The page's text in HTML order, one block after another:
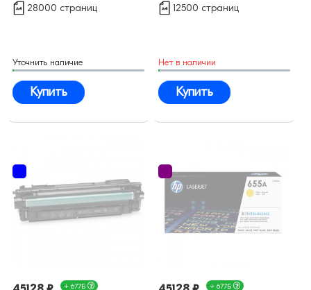
28000 страниц
Уточнить наличие
Купить
12500 страниц
Нет в наличии
Купить
+ 677Б + 677Б